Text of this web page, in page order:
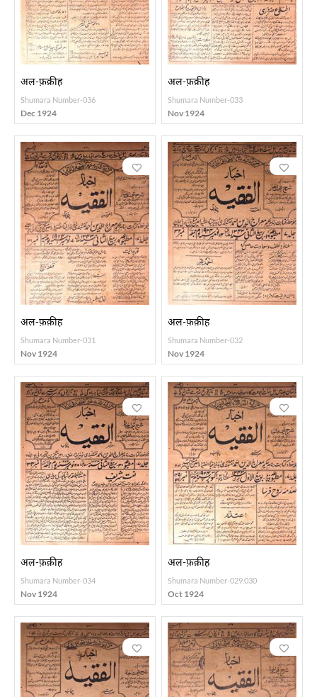
अल-फ़क़ीह
Shumara Number-036
Dec 1924
अल-फ़क़ीह
Shumara Number-033
Nov 1924
अल-फ़क़ीह
Shumara Number-031
Nov 1924
अल-फ़क़ीह
Shumara Number-032
Nov 1924
अल-फ़क़ीह
Shumara Number-034
Nov 1924
अल-फ़क़ीह
Shumara Number-029,030
Oct 1924